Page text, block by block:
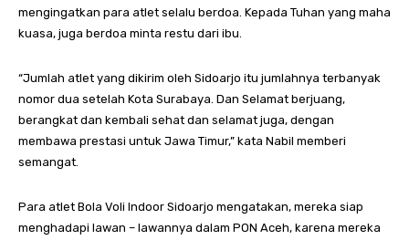
mengingatkan para atlet selalu berdoa. Kepada Tuhan yang maha
kuasa, juga berdoa minta restu dari ibu.
“Jumlah atlet yang dikirim oleh Sidoarjo itu jumlahnya terbanyak
nomor dua setelah Kota Surabaya. Dan Selamat berjuang,
berangkat dan kembali sehat dan selamat juga, dengan
membawa prestasi untuk Jawa Timur,” kata Nabil memberi
semangat.
Para atlet Bola Voli Indoor Sidoarjo mengatakan, mereka siap
menghadapi lawan – lawannya dalam PON Aceh, karena mereka